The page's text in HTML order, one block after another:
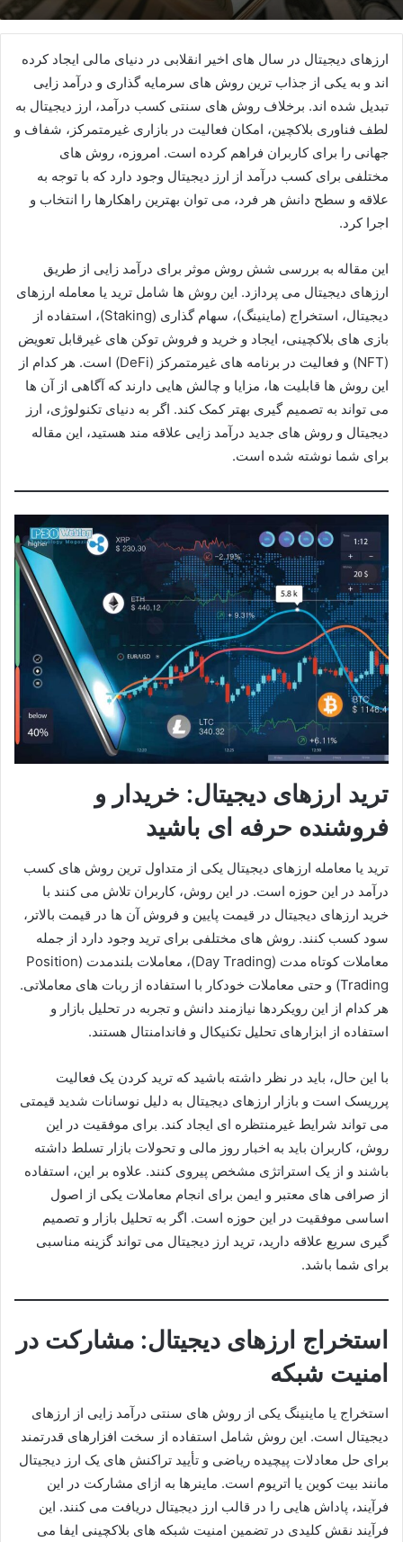
ارزهای دیجیتال در سال های اخیر انقلابی در دنیای مالی ایجاد کرده
اند و به یکی از جذاب ترین روش های سرمایه گذاری و درآمد زایی
تبدیل شده اند. برخلاف روش های سنتی کسب درآمد، ارز دیجیتال به
لطف فناوری بلاکچین، امکان فعالیت در بازاری غیرمتمرکز، شفاف و
جهانی را برای کاربران فراهم کرده است. امروزه، روش های
مختلفی برای کسب درآمد از ارز دیجیتال وجود دارد که با توجه به
علاقه و سطح دانش هر فرد، می توان بهترین راهکارها را انتخاب و
اجرا کرد.
این مقاله به بررسی شش روش موثر برای درآمد زایی از طریق
ارزهای دیجیتال می پردازد. این روش ها شامل ترید یا معامله ارزهای
دیجیتال، استخراج (ماینینگ)، سهام گذاری (Staking)، استفاده از
بازی های بلاکچینی، ایجاد و خرید و فروش توکن های غیرقابل تعویض
(NFT) و فعالیت در برنامه های غیرمتمرکز (DeFi) است. هر کدام از
این روش ها قابلیت ها، مزایا و چالش هایی دارند که آگاهی از آن ها
می تواند به تصمیم گیری بهتر کمک کند. اگر به دنیای تکنولوژی، ارز
دیجیتال و روش های جدید درآمد زایی علاقه مند هستید، این مقاله
برای شما نوشته شده است.
ترید ارزهای دیجیتال: خریدار و
فروشنده حرفه ای باشید
ترید یا معامله ارزهای دیجیتال یکی از متداول ترین روش های کسب
درآمد در این حوزه است. در این روش، کاربران تلاش می کنند با
خرید ارزهای دیجیتال در قیمت پایین و فروش آن ها در قیمت بالاتر،
سود کسب کنند. روش های مختلفی برای ترید وجود دارد از جمله
معاملات کوتاه مدت (Day Trading)، معاملات بلندمدت (Position
Trading) و حتی معاملات خودکار با استفاده از ربات های معاملاتی.
هر کدام از این رویکردها نیازمند دانش و تجربه در تحلیل بازار و
استفاده از ابزارهای تحلیل تکنیکال و فاندامنتال هستند.
با این حال، باید در نظر داشته باشید که ترید کردن یک فعالیت
پرریسک است و بازار ارزهای دیجیتال به دلیل نوسانات شدید قیمتی
می تواند شرایط غیرمنتظره ای ایجاد کند. برای موفقیت در این
روش، کاربران باید به اخبار روز مالی و تحولات بازار تسلط داشته
باشند و از یک استراتژی مشخص پیروی کنند. علاوه بر این، استفاده
از صرافی های معتبر و ایمن برای انجام معاملات یکی از اصول
اساسی موفقیت در این حوزه است. اگر به تحلیل بازار و تصمیم
گیری سریع علاقه دارید، ترید ارز دیجیتال می تواند گزینه مناسبی
برای شما باشد.
استخراج ارزهای دیجیتال: مشارکت در
امنیت شبکه
استخراج یا ماینینگ یکی از روش های سنتی درآمد زایی از ارزهای
دیجیتال است. این روش شامل استفاده از سخت افزارهای قدرتمند
برای حل معادلات پیچیده ریاضی و تأیید تراکنش های یک ارز دیجیتال
مانند بیت کوین یا اتریوم است. ماینرها به ازای مشارکت در این
فرآیند، پاداش هایی را در قالب ارز دیجیتال دریافت می کنند. این
فرآیند نقش کلیدی در تضمین امنیت شبکه های بلاکچینی ایفا می